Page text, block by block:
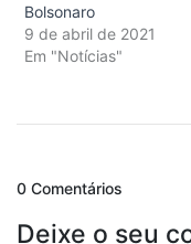
Bolsonaro
9 de abril de 2021
Em "Notícias"
0 Comentários
Deixe o seu